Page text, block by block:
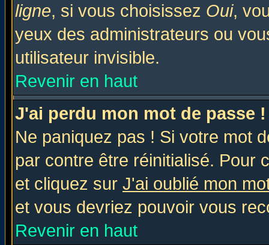
ligne, si vous choisissez Oui,
yeux des administrateurs ou
utilisateur invisible.
Revenir en haut
J'ai perdu mon mot de passe !
Ne paniquez pas ! Si votre mot
par contre être réinitialisé. Pour
et cliquez sur J'ai oublié mon
et vous devriez pouvoir vous
Revenir en haut